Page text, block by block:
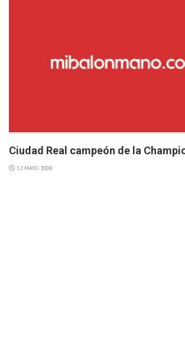
Ciudad Real campeón de la
12 MAYO 2008